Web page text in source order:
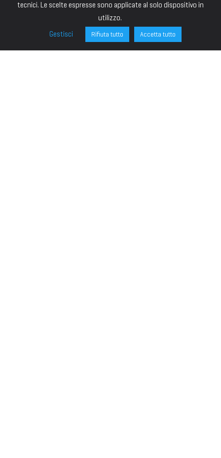
tecnici. Le scelte espresse sono applicate al solo dispositivo in
utilizzo.
Gestisci
Rifiuta tutto Accetta tutto